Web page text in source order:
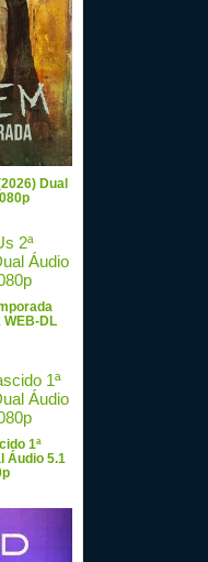
Dual
WEB-DL
1ª
Áudio 5.1